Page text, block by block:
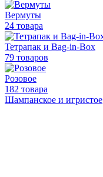
Вермуты
24 товара
Тетрапак и Bag-in-Box
79 товаров
Розовое
182 товара
Шампанское и игристое